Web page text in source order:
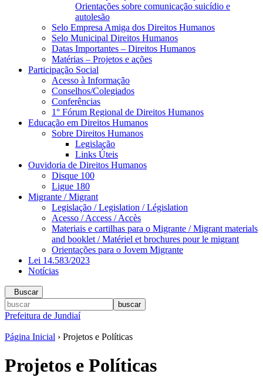
Orientações sobre comunicação suicídio e
autolesão
Selo Empresa Amiga dos Direitos Humanos
Selo Municipal Direitos Humanos
Datas Importantes – Direitos Humanos
Matérias – Projetos e ações
Participação Social
Acesso à Informação
Conselhos/Colegiados
Conferências
1° Fórum Regional de Direitos Humanos
Educação em Direitos Humanos
Sobre Direitos Humanos
Legislação
Links Úteis
Ouvidoria de Direitos Humanos
Disque 100
Ligue 180
Migrante / Migrant
Legislação / Legislation / Législation
Acesso / Access / Accès
Materiais e cartilhas para o Migrante / Migrant materials
and booklet / Matériel et brochures pour le migrant
Orientações para o Jovem Migrante
Lei 14.583/2023
Notícias
Buscar
Prefeitura de Jundiaí
Página Inicial › Projetos e Políticas
Projetos e Políticas